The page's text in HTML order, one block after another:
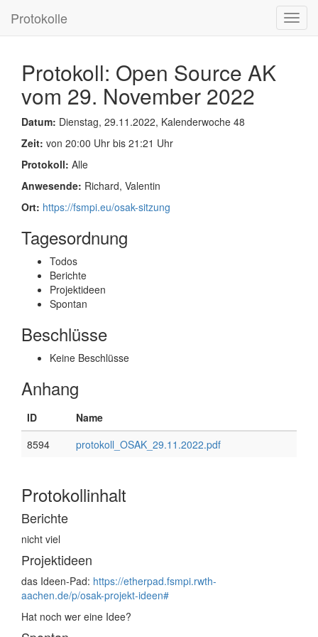
Protokolle
Protokoll: Open Source AK
vom 29. November 2022
Datum: Dienstag, 29.11.2022, Kalenderwoche 48
Zeit: von 20:00 Uhr bis 21:21 Uhr
Protokoll: Alle
Anwesende: Richard, Valentin
Ort: https://fsmpi.eu/osak-sitzung
Tagesordnung
Todos
Berichte
Projektideen
Spontan
Beschlüsse
Keine Beschlüsse
Anhang
ID
Name
8594
protokoll_OSAK_29.11.2022.pdf
Protokollinhalt
Berichte
nicht viel
Projektideen
das Ideen-Pad: https://etherpad.fsmpi.rwth-
aachen.de/p/osak-projekt-ideen#
Hat noch wer eine Idee?